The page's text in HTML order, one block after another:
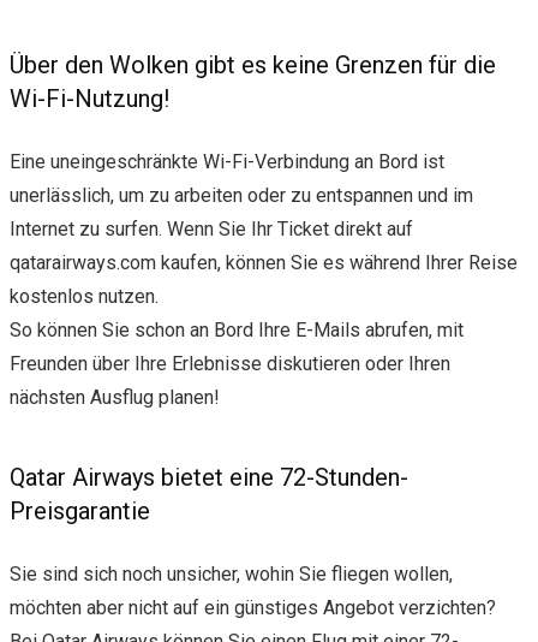
Über den Wolken gibt es keine Grenzen für die
Wi-Fi-Nutzung!
Eine uneingeschränkte Wi-Fi-Verbindung an Bord ist
unerlässlich, um zu arbeiten oder zu entspannen und im
Internet zu surfen. Wenn Sie Ihr Ticket direkt auf
qatarairways.com kaufen, können Sie es während Ihrer Reise
kostenlos nutzen.
So können Sie schon an Bord Ihre E-Mails abrufen, mit
Freunden über Ihre Erlebnisse diskutieren oder Ihren
nächsten Ausflug planen!
Qatar Airways bietet eine 72-Stunden-
Preisgarantie
Sie sind sich noch unsicher, wohin Sie fliegen wollen,
möchten aber nicht auf ein günstiges Angebot verzichten?